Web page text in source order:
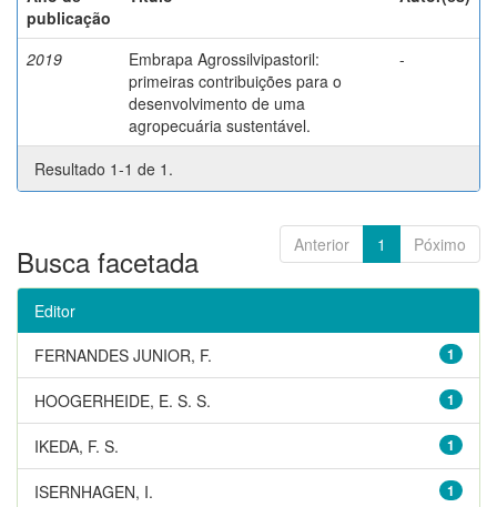
publicação
2019
Embrapa Agrossilvipastoril:
primeiras contribuições para o
desenvolvimento de uma
agropecuária sustentável.
-
Resultado 1-1 de 1.
Anterior 1 Póximo
Busca facetada
Editor
1
FERNANDES JUNIOR, F.
1
HOOGERHEIDE, E. S. S.
1
IKEDA, F. S.
1
ISERNHAGEN, I.